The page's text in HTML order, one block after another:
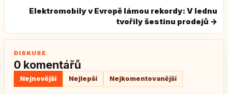
Elektromobily v Evropě lámou rekordy: V lednu
tvořily šestinu prodejů →
DISKUSE
0 komentářů
Nejnovější Nejlepší Nejkomentovanější